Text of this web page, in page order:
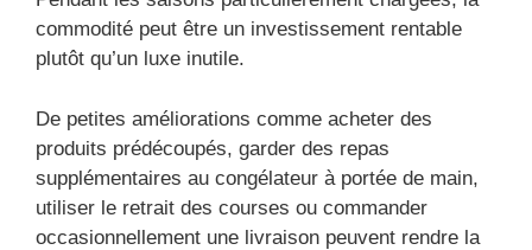
commodité peut être un investissement rentable
plutôt qu’un luxe inutile.
De petites améliorations comme acheter des
produits prédécoupés, garder des repas
supplémentaires au congélateur à portée de main,
utiliser le retrait des courses ou commander
occasionnellement une livraison peuvent rendre la